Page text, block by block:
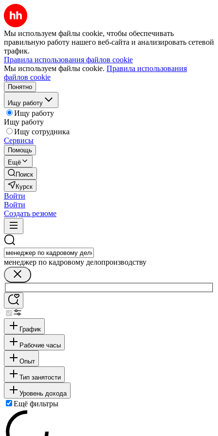
Мы используем файлы cookie, чтобы обеспечивать
правильную работу нашего веб-сайта и анализировать сетевой
трафик.
Правила использования файлов cookie
Мы используем файлы cookie. Правила использования
файлов cookie
Понятно
Ищу работу
Ищу работу
Ищу работу
Ищу сотрудника
Сервисы
Помощь
Ещё
Поиск
Курск
Войти
Войти
Создать резюме
менеджер по кадровому делопроизводству
График
Рабочие часы
Опыт
Тип занятости
Уровень дохода
Ещё фильтры